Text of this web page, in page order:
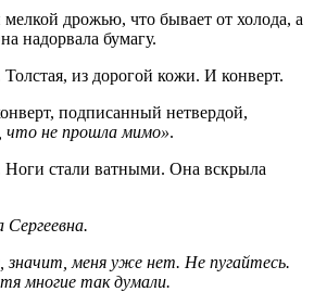
дрожью, что бывает от холода, а
надорвала бумагу.
из дорогой кожи. И конверт.
подписанный нетвердой,
что не прошла мимо».
Ноги стали ватными. Она вскрыла
Сергеевна.
меня уже нет. Не пугайтесь.
многие так думали.